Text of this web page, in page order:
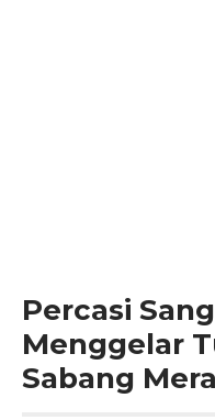
Percasi
Menggelar
Sabang